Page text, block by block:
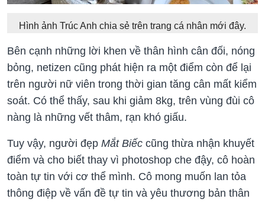
Hình ảnh Trúc Anh chia sẻ trên trang cá nhân mới đây.
Bên cạnh những lời khen về thân hình cân đối, nóng
bỏng, netizen cũng phát hiện ra một điểm còn để lại
trên người nữ viên trong thời gian tăng cân mất kiểm
soát. Có thể thấy, sau khi giảm 8kg, trên vùng đùi cô
nàng là những vết thâm, rạn khó giấu.
Tuy vậy, người đẹp Mắt Biếc cũng thừa nhận khuyết
điểm và cho biết thay vì photoshop che đậy, cô hoàn
toàn tự tin với cơ thể mình. Cô mong muốn lan tỏa
thông điệp về vấn đề tự tin và yêu thương bản thân